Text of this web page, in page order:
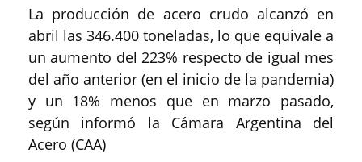
La producción de acero crudo alcanzó en
abril las 346.400 toneladas, lo que equivale a
un aumento del 223% respecto de igual mes
del año anterior (en el inicio de la pandemia)
y un 18% menos que en marzo pasado,
según informó la Cámara Argentina del
Acero (CAA)